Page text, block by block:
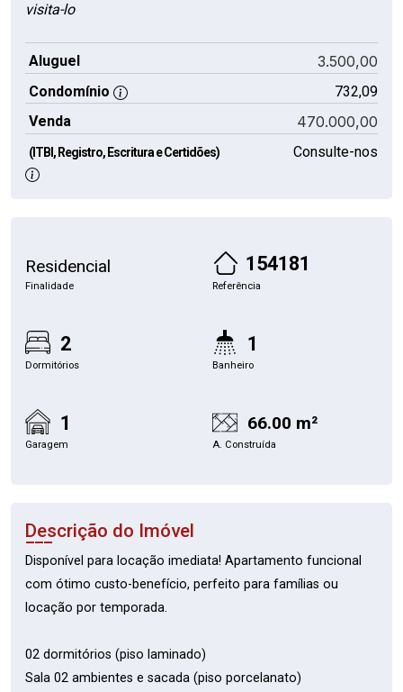
visita-lo
Aluguel 3.500,00
Condomínio
732,09
Venda
470.000,00
(ITBI, Registro, Escritura e Certidões) Consulte-nos
Residencial
Finalidade
154181
Referência
2
Dormitórios
1
Banheiro
1
Garagem
66.00 m²
A. Construída
Descrição do Imóvel
Disponível para locação imediata! Apartamento funcional
com ótimo custo-benefício, perfeito para famílias ou
locação por temporada.
02 dormitórios (piso laminado)
Sala 02 ambientes e sacada (piso porcelanato)